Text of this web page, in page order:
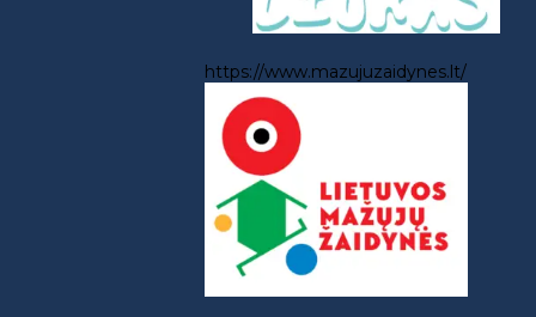
https://www.mazujuzaidynes.lt/